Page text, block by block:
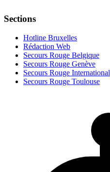
Sections
Hotline Bruxelles
Rédaction Web
Secours Rouge Belgique
Secours Rouge Genève
Secours Rouge International
Secours Rouge Toulouse